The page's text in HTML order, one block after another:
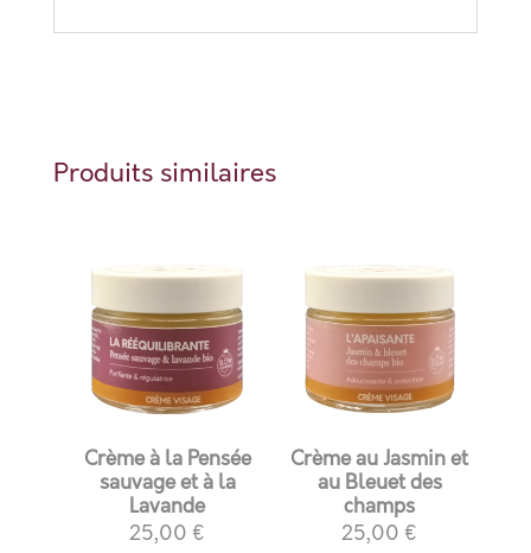
Produits similaires
Crème à la Pensée
sauvage et à la
Lavande
25,00 €
Crème au Jasmin et
au Bleuet des
champs
25,00 €